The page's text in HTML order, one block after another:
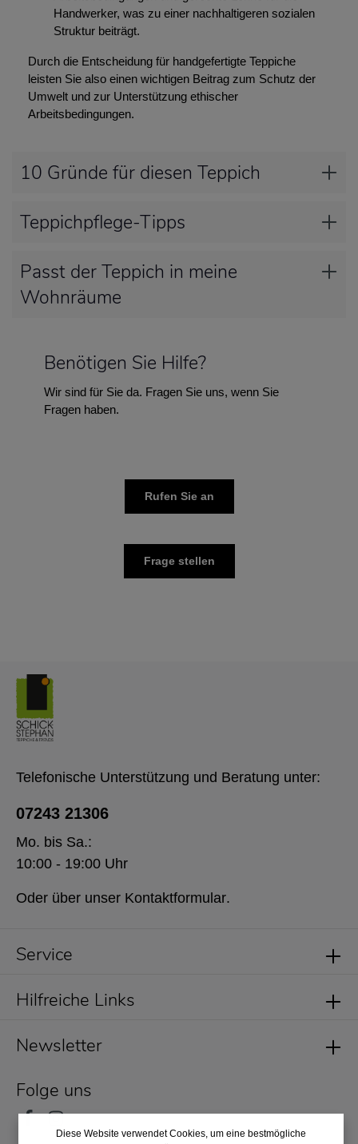
Handwerker, was zu einer nachhaltigeren sozialen
Struktur beiträgt.
Durch die Entscheidung für handgefertigte Teppiche
leisten Sie also einen wichtigen Beitrag zum Schutz der
Umwelt und zur Unterstützung ethischer
Arbeitsbedingungen.
10 Gründe für diesen Teppich
Teppichpflege-Tipps
Passt der Teppich in meine
Wohnräume
Benötigen Sie Hilfe?
Wir sind für Sie da. Fragen Sie uns, wenn Sie
Fragen haben.
Rufen Sie an
Frage stellen
Service
Newsletter
Folge uns
Telefonische Unterstützung und Beratung unter:
07243 21306
Mo. bis Sa.:
10:00 - 19:00 Uhr
Oder über unser Kontaktformular.
Hilfreiche Links
Diese Website verwendet Cookies, um eine bestmögliche